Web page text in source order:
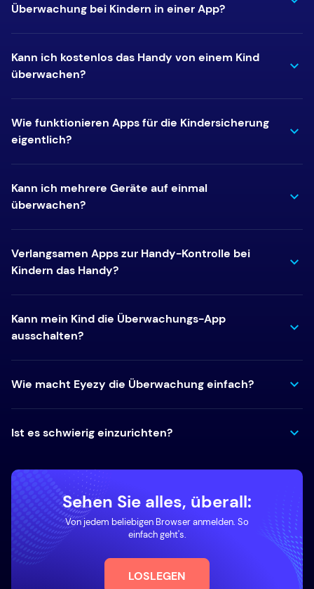
Überwachung bei Kindern in einer App?
Kann ich kostenlos das Handy von einem Kind
überwachen?
Wie funktionieren Apps für die Kindersicherung
eigentlich?
Kann ich mehrere Geräte auf einmal
überwachen?
Verlangsamen Apps zur Handy-Kontrolle bei
Kindern das Handy?
Kann mein Kind die Überwachungs-App
ausschalten?
Wie macht Eyezy die Überwachung einfach?
Ist es schwierig einzurichten?
Sehen Sie alles, überall:
Von jedem beliebigen Browser anmelden. So
einfach geht's.
LOSLEGEN